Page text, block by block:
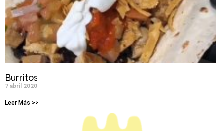
Burritos
7 abril 2020
Leer Más >>